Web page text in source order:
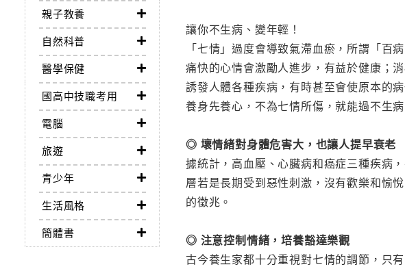
親子教養
自然科普
醫學保健
國高中技職考用
電腦
旅遊
青少年
生活風格
簡體書
讓你不生病、變年輕！
「七情」過度會導致氣滯血瘀，所謂「百
痛快的心情會激勵人進步，有益於健康；
誘發人體各種疾病，有時甚至會使原本的
養身先養心，不為七情所傷，就能過不生病
◎ 壞情緒對身體危害大，也讓人提早衰老
據統計，高血壓、心臟病和癌症三種疾病
層若是長期受到惡性刺激，沒有歡樂和愉
的徵兆。
◎ 注意控制情緒，培養豁達樂觀
古今養生家都十分重視對七情的調節，只